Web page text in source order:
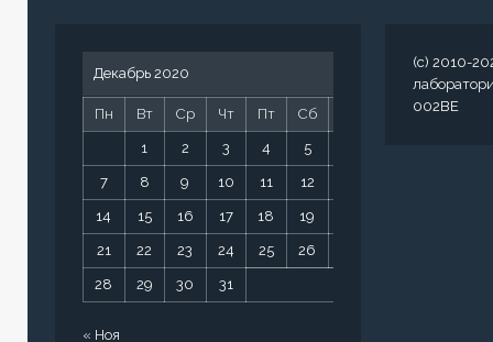
Декабрь 2020
Пн Вт Ср Чт Пт Сб
1 2 3 4 5
7 8 9 10 11 12
14 15 16 17 18 19
21 22 23 24 25 26
28 29 30 31
« Ноя
(c) 2010-
002BE